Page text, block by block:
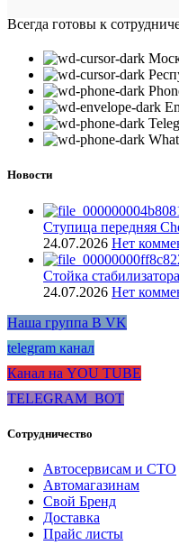
Всегда готовы к
Новости
Ступица передняя
24.07.2026 Нет
Стойка
24.07.2026 Нет
Наша группа В VK
telegram канал
Канал на YOU TUBE
TELEGRAM_BOT
Сотрудничество
Автосервисам и СТО
Автомагазинам
Свой Бренд
Доставка
Прайс листы